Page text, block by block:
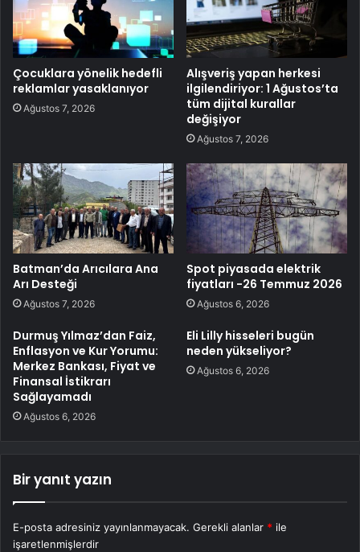
Çocuklara yönelik hedefli
reklamlar yasaklanıyor
Ağustos 7, 2026
Alışveriş yapan herkesi
ilgilendiriyor: 1 Ağustos’ta
tüm dijital kurallar
değişiyor
Ağustos 7, 2026
Batman’da Arıcılara Ana
Arı Desteği
Ağustos 7, 2026
Spot piyasada elektrik
fiyatları -26 Temmuz 2026
Ağustos 6, 2026
Durmuş Yılmaz’dan Faiz,
Enflasyon ve Kur Yorumu:
Merkez Bankası, Fiyat ve
Finansal İstikrarı
Sağlayamadı
Ağustos 6, 2026
Eli Lilly hisseleri bugün
neden yükseliyor?
Ağustos 6, 2026
Bir yanıt yazın
E-posta adresiniz yayınlanmayacak. Gerekli alanlar * ile
işaretlenmişlerdir